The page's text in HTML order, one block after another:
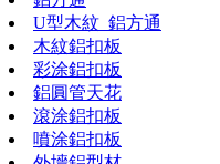
U型木紋_鋁方通
木紋鋁扣板
彩涂鋁扣板
鋁圓管天花
滾涂鋁扣板
噴涂鋁扣板